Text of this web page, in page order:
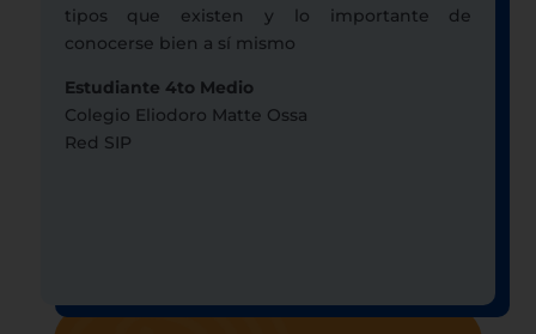
tipos que existen y lo importante de
conocerse bien a sí mismo
Estudiante 4to Medio
Colegio Eliodoro Matte Ossa
Red SIP